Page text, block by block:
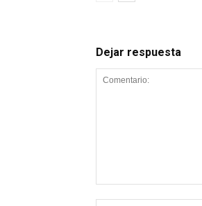
Dejar respuesta